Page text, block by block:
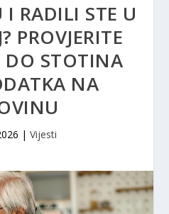
I RADILI STE U
PROVJERITE
DO STOTINA
NA
| Vijesti